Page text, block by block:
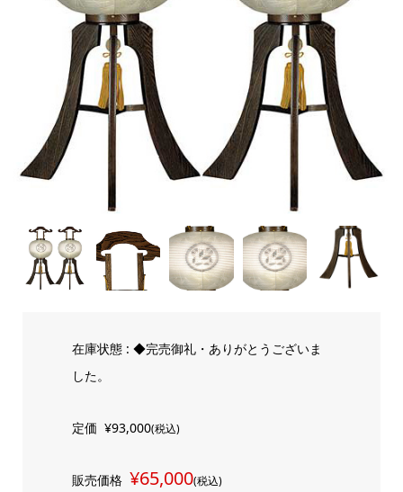
在庫状態 : ◆完売御礼・ありがとうございま
した。
定価 ¥93,000(税込)
販売価格 ¥65,000(税込)